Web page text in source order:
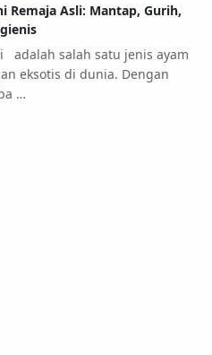
Remaja Asli: Mantap, Gurih,
adalah salah satu jenis ayam
eksotis di dunia. Dengan
…